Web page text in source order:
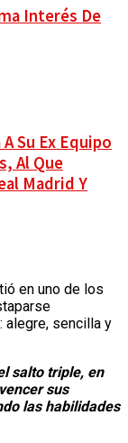
Interés De
Su Ex Equipo
Al Que
Madrid Y
en uno de los
alegre, sencilla y
salto triple, en
sus
las habilidades